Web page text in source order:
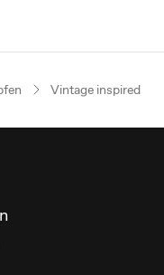
Vintage inspired